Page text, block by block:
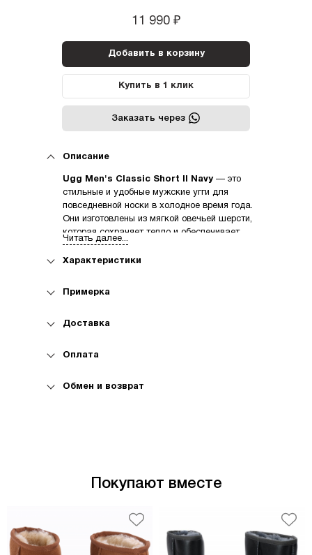
11 990 ₽
Добавить в корзину
Купить в 1 клик
Заказать через
Описание
Ugg Men's Classic Short II Navy — это
стильные и удобные мужские угги для
повседневной носки в холодное время года.
Они изготовлены из мягкой овечьей шерсти,
которая сохраняет тепло и обеспечивает
комфорт даже в самые морозные дни.
Плюсы этих угг:
модели Ugg Men'S Classic Short II Navy
Высокое качество:
сохранение формы.
подходят для долгих прогулок и
Если вы ищете удобную и стильную обувь для
зимы, то Ugg Men's Classic Short II Navy —
Читать далее...
Характеристики
Примерка
Доставка
Оплата
Обмен и возврат
Покупают вместе